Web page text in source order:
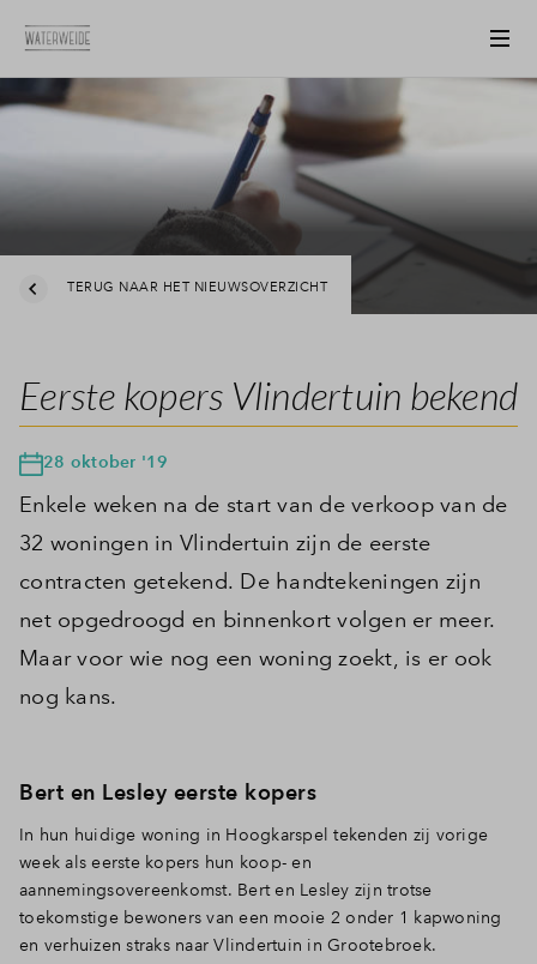
TERUG NAAR HET NIEUWSOVERZICHT
Eerste kopers Vlindertuin bekend
28 oktober '19
Enkele weken na de start van de verkoop van de
32 woningen in Vlindertuin zijn de eerste
contracten getekend. De handtekeningen zijn
net opgedroogd en binnenkort volgen er meer.
Maar voor wie nog een woning zoekt, is er ook
nog kans.
Bert en Lesley eerste kopers
In hun huidige woning in Hoogkarspel tekenden zij vorige
week als eerste kopers hun koop- en
aannemingsovereenkomst. Bert en Lesley zijn trotse
toekomstige bewoners van een mooie 2 onder 1 kapwoning
en verhuizen straks naar Vlindertuin in Grootebroek.